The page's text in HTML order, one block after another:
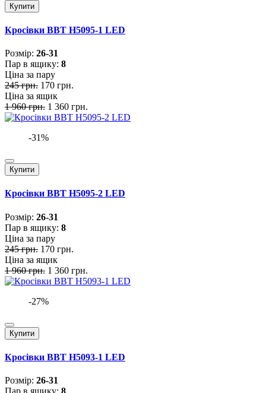
Купити
Кросівки BBT H5095-1 LED
Розмiр: 26-31
Пар в ящику: 8
Ціна за пару
245 грн. 170 грн.
Ціна за ящик
1 960 грн. 1 360 грн.
-31%
Купити
Кросівки BBT H5095-2 LED
Розмiр: 26-31
Пар в ящику: 8
Ціна за пару
245 грн. 170 грн.
Ціна за ящик
1 960 грн. 1 360 грн.
-27%
Купити
Кросівки BBT H5093-1 LED
Розмiр: 26-31
Пар в ящику: 8